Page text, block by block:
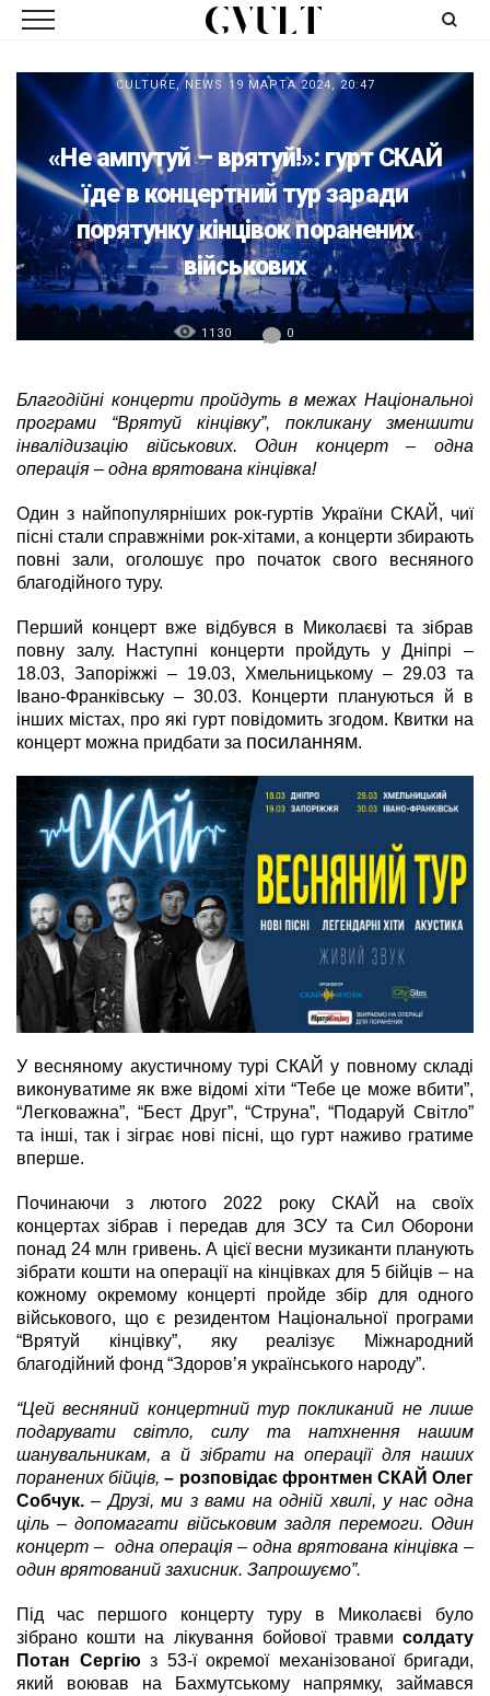
CULTURE,NEWS 19 МАРТА 2024, 20:47
«Не ампутуй – врятуй!»: гурт СКАЙ
їде в концертний тур заради
порятунку кінцівок поранених
військових
1130 0
Благодійні концерти пройдуть в межах Національної
програми “Врятуй кінцівку”, покликану зменшити
інвалідизацію військових.Один концерт – одна
операція – одна врятована кінцівка!
Один з найпопулярніших рок-гуртів України СКАЙ, чиї
пісні стали справжніми рок-хітами, а концерти збирають
повні зали, оголошує про початок свого весняного
благодійного туру.
Перший концерт вже відбувся в Миколаєві та зібрав
повну залу. Наступні концерти пройдуть у Дніпрі –
18.03, Запоріжжі – 19.03, Хмельницькому – 29.03 та
Івано-Франківську – 30.03. Концерти плануються й в
інших містах, про які гурт повідомить згодом. Квитки на
концерт можна придбати за посиланням.
У весняному акустичному турі СКАЙ у повному складі
виконуватиме як вже відомі хіти “Тебе це може вбити”,
“Легковажна”, “Бест Друг”, “Струна”, “Подаруй Світло”
та інші, так і зіграє нові пісні, що гурт наживо гратиме
вперше.
Починаючи з лютого 2022 року СКАЙ на своїх
концертах зібрав і передав для ЗСУ та Сил Оборони
понад 24 млн гривень. А цієї весни музиканти планують
зібрати кошти на операції на кінцівках для 5 бійців – на
кожному окремому концерті пройде збір для одного
військового, що є резидентом Національної програми
“Врятуй кінцівку”, яку реалізує Міжнародний
благодійний фонд “Здоровʼя українського народу”.
“Цей весняний концертний тур покликаний не лише
подарувати світло, силу та натхнення нашим
шанувальникам, а й зібрати на операції для наших
поранених бійців, – розповідає фронтмен СКАЙ Олег
Собчук. – Друзі, ми з вами на одній хвилі, у нас одна
ціль – допомагати військовим задля перемоги. Один
концерт – одна операція–одна врятована кінцівка–
один врятований захисник. Запрошуємо”.
Під час першого концерту туру в Миколаєві було
зібрано кошти на лікування бойової травми солдату
Потан Сергію з 53-ї окремої механізованої бригади,
який воював на Бахмутському напрямку, займався